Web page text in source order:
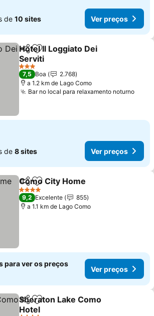
de 10 sites Ver preços
PartilharAdicionar aos favoritos
Hotel Il Loggiato Dei
Serviti
3 Estrelas
7,5 Boa
2.768
a 1.2 km de Lago Como
Bar no local para relaxamento noturno
de 8 sites Ver preços
PartilharAdicionar aos favoritos
Como City Home
4 Estrelas
9,2 Excelente
855
a 1.1 km de Lago Como
para ver os preços
Ver preços
PartilharAdicionar aos favoritos
Sheraton Lake Como
Hotel